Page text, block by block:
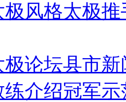
极风格太极推
极论坛县市新
练介绍冠军示